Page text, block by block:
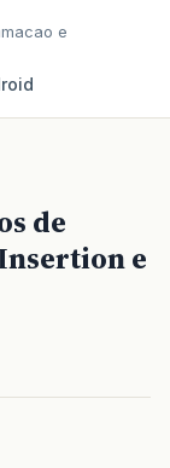
e
de
e